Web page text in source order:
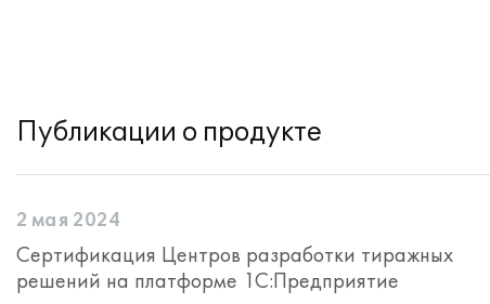
Публикации о продукте
2 мая 2024
Сертификация Центров разработки тиражных
решений на платформе 1С:Предприятие